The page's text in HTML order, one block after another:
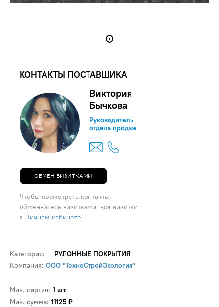
Категория:
РУЛОННЫЕ ПОКРЫТИЯ
Компания: ООО "ТехноСтройЭкология"
Мин. партия: 1 шт.
Мин. сумма: 11125 ₽
КОНТАКТЫ ПОСТАВЩИКА
Виктория
Бычкова
Руководитель
отдела продаж
ОБМЕН ВИЗИТКАМИ
Чтобы посмотреть контакты,
обменяйтесь визитками, все визитки
в Личном кабинете